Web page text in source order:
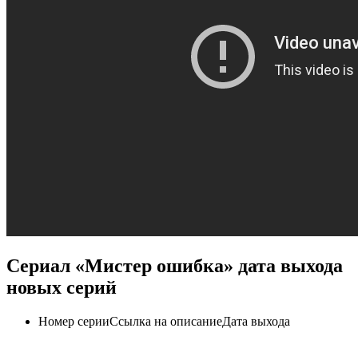
Сериал «Мистер ошибка» дата выхода
новых серий
Номер серииСсылка на описаниеДата выхода